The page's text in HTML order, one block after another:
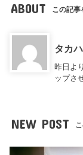
ABOUT この記事
タカ
昨日よ
ップさ
NEW POST